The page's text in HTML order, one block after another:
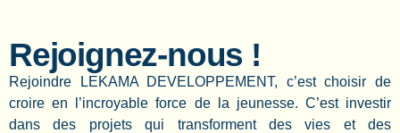
Rejoignez-nous !
Rejoindre LEKAMA DEVELOPPEMENT, c’est choisir de
croire en l’incroyable force de la jeunesse. C’est investir
dans des projets qui transforment des vies et des